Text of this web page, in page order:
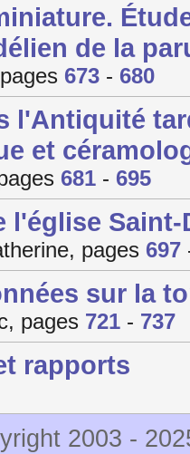
de la
673 - 680
l'Antiquité
et
681 - 695
l'église
pages 697
sur la
pages 721 - 737
rapports
2003 -